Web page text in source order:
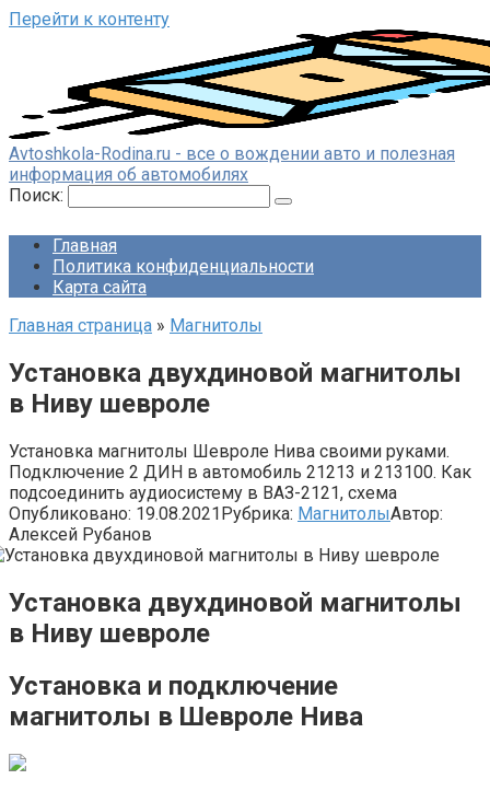
Перейти к контенту
Avtoshkola-Rodina.ru - все о вождении авто и полезная
информация об автомобилях
Поиск:
Главная
Политика конфиденциальности
Карта сайта
Главная страница » Магнитолы
Установка двухдиновой магнитолы
в Ниву шевроле
Установка магнитолы Шевроле Нива своими руками.
Подключение 2 ДИН в автомобиль 21213 и 213100. Как
подсоединить аудиосистему в ВАЗ-2121, схема
Опубликовано: 19.08.2021Рубрика: МагнитолыАвтор:
Алексей Рубанов
Установка двухдиновой магнитолы
в Ниву шевроле
Установка и подключение
магнитолы в Шевроле Нива